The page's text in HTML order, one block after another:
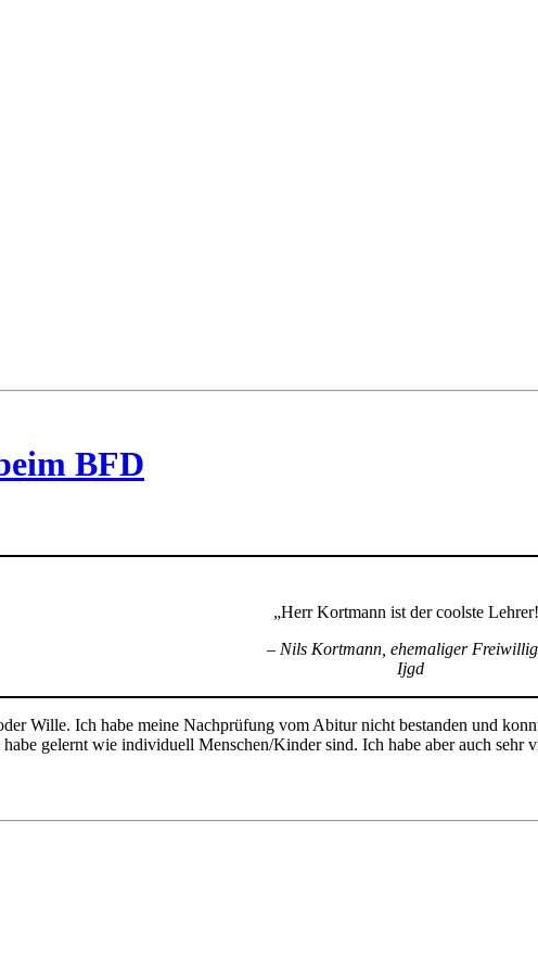
BFD
„Herr Kortmann ist der coolste
– Nils Kortmann, ehemaliger
Ijgd
Wille. Ich habe meine Nachprüfung vom Abitur nicht bestanden und
gelernt wie individuell Menschen/Kinder sind. Ich habe aber auch sehr